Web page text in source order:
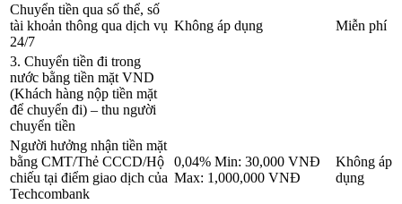
Chuyển tiền qua số thể, số
tài khoản thông qua dịch vụ
24/7
Không áp dụng Miễn phí
3. Chuyển tiền đi trong
nước bằng tiền mặt VND
(Khách hàng nộp tiền mặt
để chuyển đi) – thu người
chuyển tiền
Người hưởng nhận tiền mặt
bằng CMT/Thẻ CCCD/Hộ
chiếu tại điểm giao dịch của
Techcombank
0,04% Min: 30,000 VNĐ
Max: 1,000,000 VNĐ
Không áp
dụng